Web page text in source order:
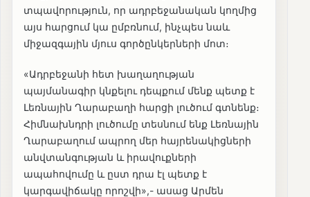
տպավորություն, որ ադրբեջանական կողմից
այս հարցում կա ըմբռնում, ինչպես նաև
միջազգային մյուս գործընկերների մոտ։
«Ադրբեջանի հետ խաղաղության
պայմանագիր կնքելու դեպքում մենք պետք է
Լեռնային Ղարաբաղի հարցի լուծում գտնենք։
Հիմնախնդրի լուծումը տեսնում ենք Լեռնային
Ղարաբաղում ապրող մեր հայրենակիցների
անվտանգության և իրավուքների
ապահովումը և ըստ դրա էլ պետք է
կարգավիճակը որոշվի»,- ասաց Արմեն